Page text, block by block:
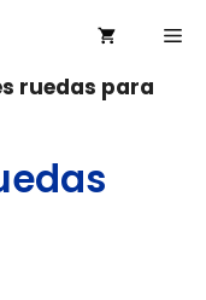
ruedas para